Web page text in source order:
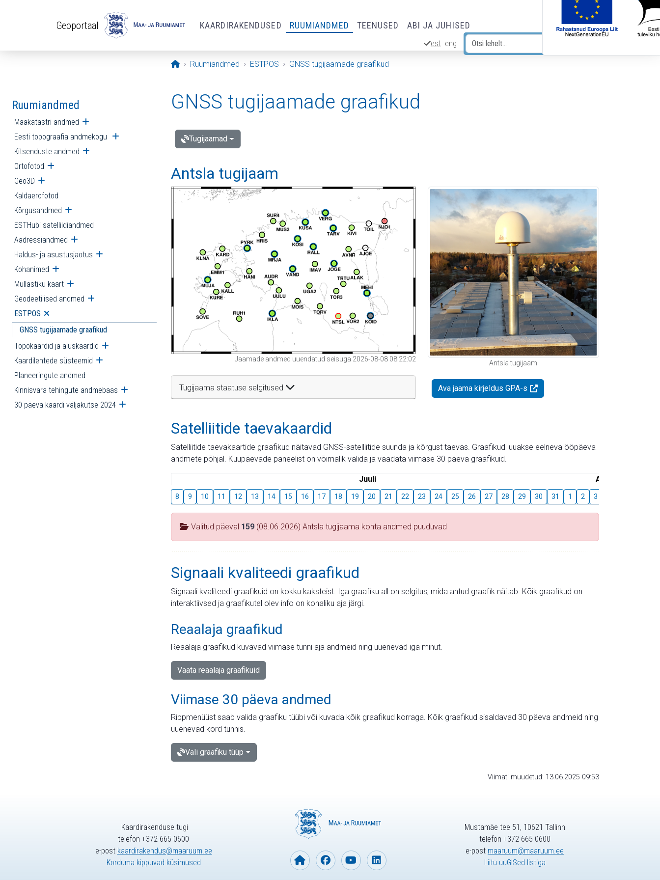
Geoportaal KAARDIRAKENDUSED RUUMIANDMED TEENUSED ABI JA JUHISED
est eng
Avaleht
Ruumiandmed ESTPOS GNSS tugijaamade graafikud
Ruumiandmed
Maakatastri andmed Ava alammenüü
Eesti topograafia andmekogu Ava alammenüü
Kitsenduste andmed Ava alammenüü
Ortofotod Ava alammenüü
Geo3D Ava alammenüü
Kaldaerofotod
Kõrgusandmed Ava alammenüü
ESTHubi satelliidiandmed
Aadressiandmed Ava alammenüü
Haldus- ja asustusjaotus Ava alammenüü
Kohanimed Ava alammenüü
Mullastiku kaart Ava alammenüü
Geodeetilised andmed Ava alammenüü
ESTPOS Ava alammenüü
GNSS tugijaamade graafikud
Topokaardid ja aluskaardid Ava alammenüü
Kaardilehtede süsteemid Ava alammenüü
Planeeringute andmed
Kinnisvara tehingute andmebaas Ava alammenüü
30 päeva kaardi väljakutse 2024 Ava alammenüü
GNSS tugijaamade graafikud
Tugijaamad
Antsla tugijaam
Jaamade andmed uuendatud seisuga 2026-08-08 08:22:02
Tugijaama staatuse selgitused
Antsla tugijaam
Ava jaama kirjeldus GPA-s
Satelliitide taevakaardid
Satelliitide taevakaartide graafikud näitavad GNSS-satelliitide suunda ja kõrgust taevas. Graafikud luuakse eelneva ööpäeva
andmete põhjal. Kuupäevade paneelist on võimalik valida ja vaadata viimase 30 päeva graafikuid.
Juuli August
8 9 10 11 12 13 14 15 16 17 18 19 20 21 22 23 24 25 26 27 28 29 30 31 1 2 3
Valitud päeval 159 (08.06.2026) Antsla tugijaama kohta andmed puuduvad
Signaali kvaliteedi graafikud
Signaali kvaliteedi graafikuid on kokku kaksteist. Iga graafiku all on selgitus, mida antud graafik näitab. Kõik graafikud on
interaktiivsed ja graafikutel olev info on kohaliku aja järgi.
Reaalaja graafikud
Reaalaja graafikud kuvavad viimase tunni aja andmeid ning uuenevad iga minut.
Vaata reaalaja graafikuid
Viimase 30 päeva andmed
Rippmenüüst saab valida graafiku tüübi või kuvada kõik graafikud korraga. Kõik graafikud sisaldavad 30 päeva andmeid ning
uuenevad kord tunnis.
Vali graafiku tüüp
Viimati muudetud: 13.06.2025 09:53
Kaardirakenduse tugi
telefon +372 665 0600
e-post kaardirakendus@maaruum.ee
Korduma kippuvad küsimused
Mustamäe tee 51, 10621 Tallinn
telefon +372 665 0600
e-post maaruum@maaruum.ee
Liitu uuGISed listiga